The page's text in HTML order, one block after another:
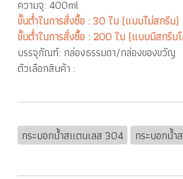
ความจุ: 400ml
ขั้นต่ำในการสั่งซื้อ : 30 ใบ (แบบไม่สกรีน)
ขั้นต่ำในการสั่งซื้อ : 200 ใบ (แบบมีสกรีน
บรรจุภัณฑ์: กล่องธรรมดา/กล่องของขวัญ
ตัวเลือกสินค้า :
กระบอกน้ำสแตนเลส 304 กระบอกน้ำ